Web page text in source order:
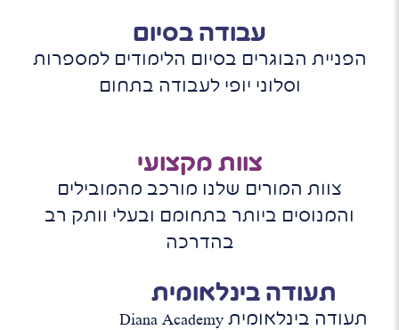
עבודה בסיום
הפניית הבוגרים בסיום הלימודים למספרות
וסלוני יופי לעבודה בתחום
צוות מקצועי
צוות המורים שלנו מורכב מהמובילים
והמנוסים ביותר בתחומם ובעלי וותק רב
בהדרכה
תעודה בינלאומית
תעודה בינלאומית Diana Academy